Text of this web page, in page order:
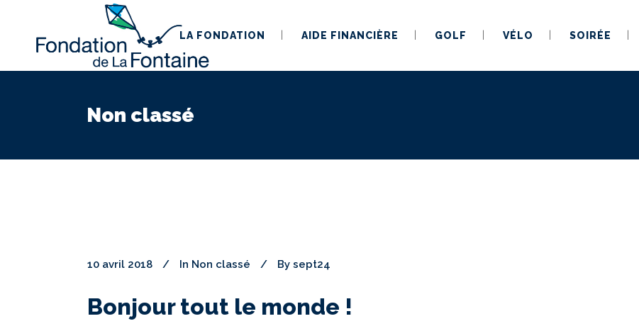
LA FONDATION AIDE FINANCIÈRE GOLF VÉLO SOIRÉE
Non classé
10 avril 2018 In Non classé By sept24
Bonjour tout le monde !